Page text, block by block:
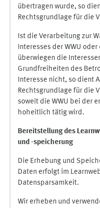
übertragen wurde, so
Rechtsgrundlage für die
Ist die Verarbeitung zur
Interesses der WWU
überwiegen die
Grundfreiheiten des
Interesse nicht, so dient
Rechtsgrundlage für die
soweit die WWU bei der
hoheitlich tätig wird.
Bereitstellung des
und -speicherung
Die Erhebung und
Daten erfolgt im
Datensparsamkeit.
Wir erheben und